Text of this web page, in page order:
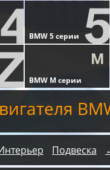
Подвеска